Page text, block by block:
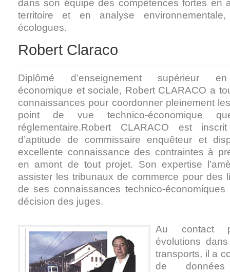
dans son équipe des compétences fortes en
territoire et en analyse
écologues.
Robert Claraco
Diplômé d’enseignement supérieur en
économique et sociale, Robert CLARACO a
connaissances pour coordonner pleinement
point de vue technico-économique
réglementaire.Robert CLARACO est
d’aptitude de commissaire enquêteur et
excellente connaissance des contraintes à
en amont de tout projet. Son expertise
assister les tribunaux de commerce pour des
de ses connaissances technico-
décision des juges.
Au contact
évolutions
transports, il a
de données